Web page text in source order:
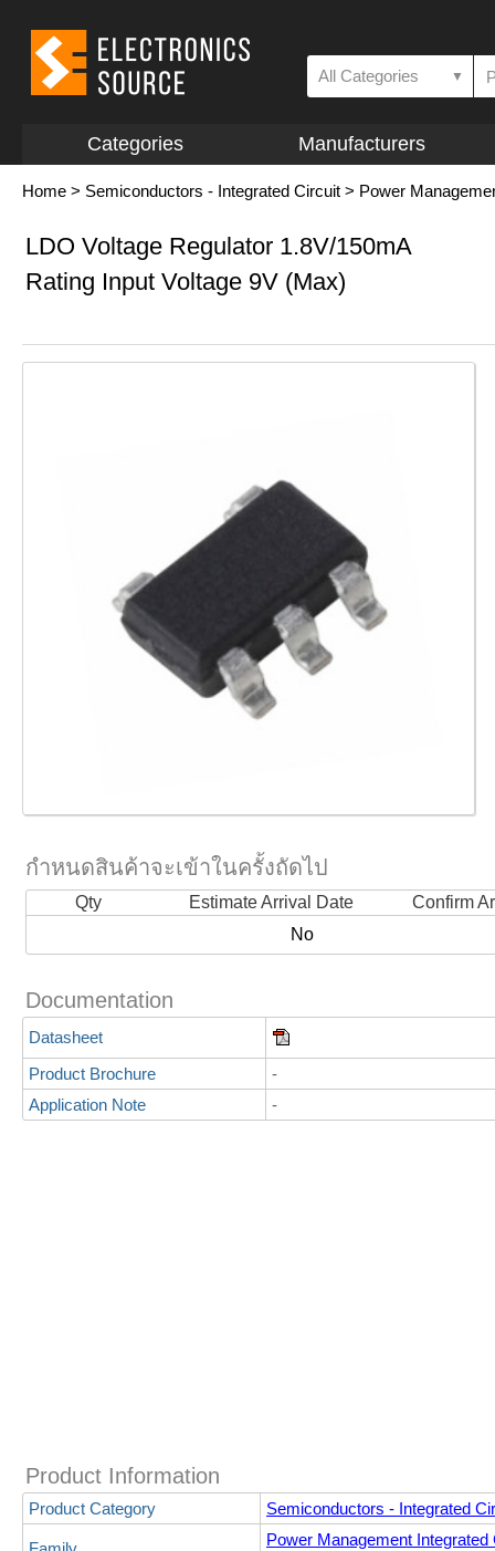
All Categories ▼
Categories Manufacturers
Home > Semiconductors - Integrated Circuit > Power
LDO Voltage Regulator 1.8V/150mA
Rating Input Voltage 9V (Max)
กำหนดสินค้าจะเข้าในครั้งถัดไป
Qty Estimate Arrival Date
Confirm
No
Documentation
Datasheet
Product Brochure
-
Application Note
-
Product Information
Product Category Semiconductors - Integrated
Power Management Integrated